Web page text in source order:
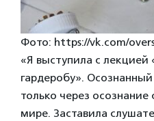
Фото: https://vk.com/
«Я выступила с лекцией
гардеробу».
только через осознание
мире. Заставила